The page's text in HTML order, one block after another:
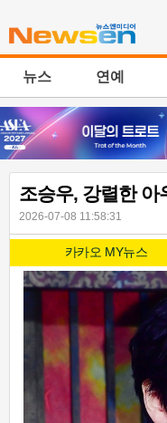
뉴스 연예
조승우, 강렬한 아
2026-07-08 11:58:31
카카오 MY뉴스